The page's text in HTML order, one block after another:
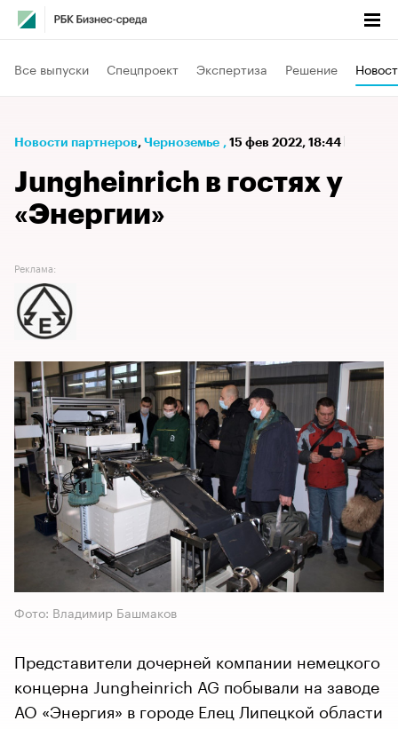
Все выпуски Спецпроект Экспертиза Решение
Новости партнеров⁠, Черноземье , 15 фев 2022, 18:44
Jungheinrich в гостях у
«Энергии»
Реклама:
Фото: Владимир Башмаков
Представители дочерней компании немецкого
концерна Jungheinrich AG побывали на заводе
АО «Энергия» в городе Елец Липецкой области